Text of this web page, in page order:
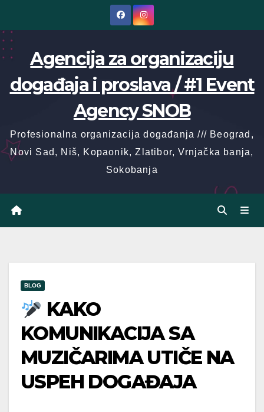
content
Agencija za organizaciju
događaja i proslava / #1 Event
Agency SNOB
Profesionalna organizacija događanja /// Beograd,
Novi Sad, Niš, Kopaonik, Zlatibor, Vrnjačka banja,
Sokobanja
BLOG
KAKO
KOMUNIKACIJA SA
MUZIČARIMA UTIČE NA
USPEH DOGAĐAJA